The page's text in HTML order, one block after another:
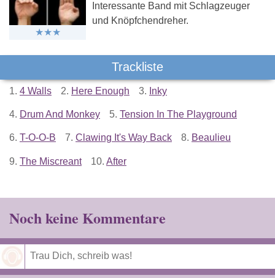
Interessante Band mit Schlagzeuger
und Knöpfchendreher.
Trackliste
1. 4 Walls 2. Here Enough 3. Inky
4. Drum And Monkey 5. Tension In The Playground
6. T-O-O-B 7. Clawing It's Way Back 8. Beaulieu
9. The Miscreant 10. After
Noch keine Kommentare